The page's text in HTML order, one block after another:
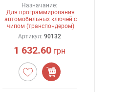
Назначание:
Для программирования
автомобильных ключей с
чипом (транспондером)
Артикул: 90132
1 632.60грн